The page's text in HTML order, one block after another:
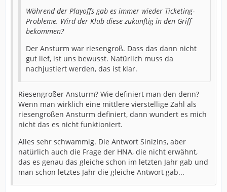
Während der Playoffs gab es immer wieder Ticketing-
Probleme. Wird der Klub diese zukünftig in den Griff
bekommen?
Der Ansturm war riesengroß. Dass das dann nicht
gut lief, ist uns bewusst. Natürlich muss da
nachjustiert werden, das ist klar.
Riesengroßer Ansturm? Wie definiert man den denn?
Wenn man wirklich eine mittlere vierstellige Zahl als
riesengroßen Ansturm definiert, dann wundert es mich
nicht das es nicht funktioniert.
Alles sehr schwammig. Die Antwort Sinizins, aber
natürlich auch die Frage der HNA, die nicht erwähnt,
das es genau das gleiche schon im letzten Jahr gab und
man schon letztes Jahr die gleiche Antwort gab...